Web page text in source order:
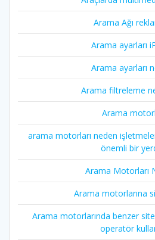
Arama Ağı
Arama ayarları
Arama ayarları
Arama filtreleme
Arama
arama motorları neden
önemli bir
Arama Motorları
Arama motorlarına
Arama motorlarında benzer
operatör